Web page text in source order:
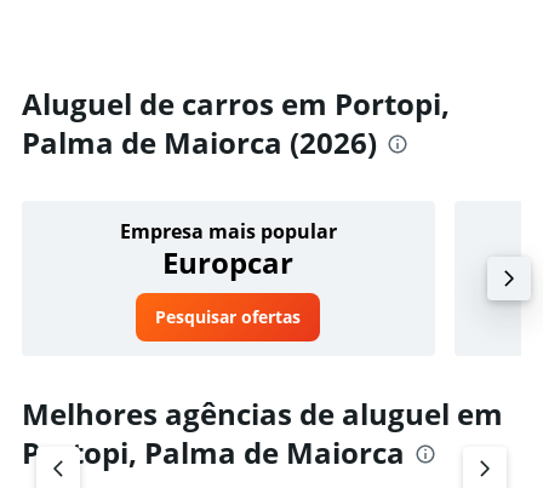
Aluguel de carros em Portopi,
Palma de Maiorca (2026)
Empresa mais popular
Europcar
Pesquisar ofertas
Melhores agências de aluguel em
Portopi, Palma de Maiorca